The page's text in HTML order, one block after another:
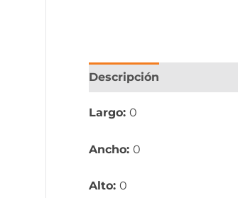
Descripción
Largo: 0
Ancho: 0
Alto: 0